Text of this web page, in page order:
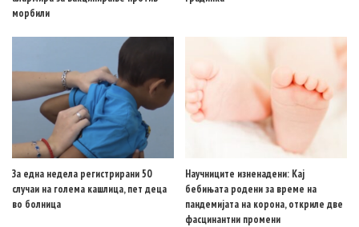
морбили
За една недела регистрирани 50
случаи на голема кашлица, пет деца
во болница
Научниците изненадени: Кај
бебињата родени за време на
пандемијата на корона, откриле две
фасцинантни промени